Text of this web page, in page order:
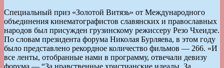
Специальный приз «Золотой Витязь» от Международного
объединения кинематографистов славянских и православных
народов был присужден грузинскому режиссеру Резо Чхеидзе.
По словам президента форума Николая Бурляева, в этом году
было представлено рекордное количество фильмов — 266. «И
все ленты, отобранные нами в программу, отвечали девизу
форума — “За нравственные христианские идеалы. За